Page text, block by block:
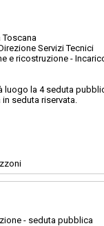
Toscana
Servizi Tecnici
e ricostruzione -
luogo la 4 seduta
seduta riservata.
- seduta pubblica